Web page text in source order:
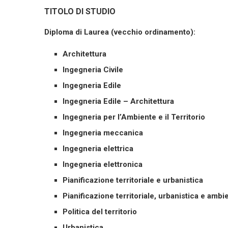
TITOLO DI STUDIO
Diploma di Laurea (vecchio ordinamento):
Architettura
Ingegneria Civile
Ingegneria Edile
Ingegneria Edile – Architettura
Ingegneria per l’Ambiente e il Territorio
Ingegneria meccanica
Ingegneria elettrica
Ingegneria elettronica
Pianificazione territoriale e urbanistica
Pianificazione territoriale, urbanistica e
Politica del territorio